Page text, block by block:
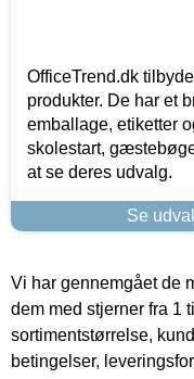
OfficeTrend.dk
produkter. De har et
emballage, etiketter
skolestart,
at se deres udvalg.
Se
Vi har gennemgået de
dem med stjerner fra 1
sortimentstørrelse,
betingelser,